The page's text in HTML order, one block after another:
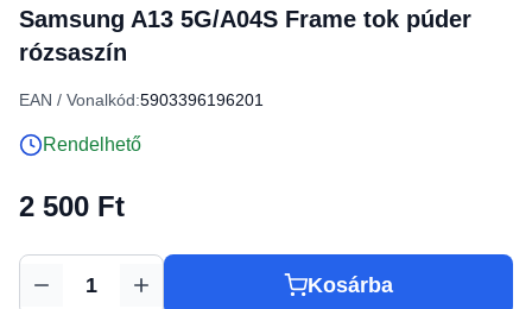
Samsung A13 5G/A04S Frame tok púder
rózsaszín
EAN / Vonalkód:5903396196201
Rendelhető
2 500 Ft
Mennyiség Kosárba